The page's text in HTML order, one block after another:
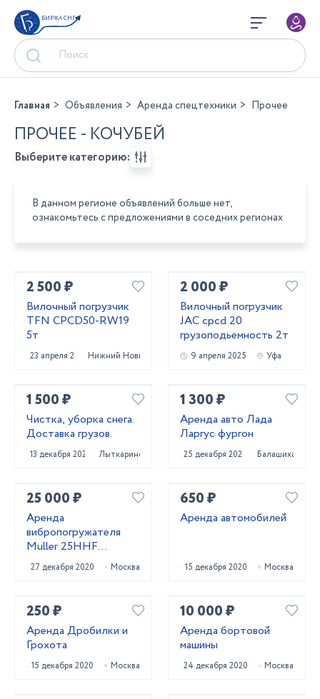
БИРЖА СНГ
Главная Объявления Аренда спецтехники Прочее
ПРОЧЕЕ - КОЧУБЕЙ
Выберите категорию:
В данном регионе объявлений больше нет,
ознакомьтесь с предложениями в соседних регионах
2 500 ₽
Вилочный погрузчик
TFN CPCD50-RW19
5т
23 апреля 2025 Нижний Новгород
2 000 ₽
Вилочный погрузчик
JAC cpcd 20
грузоподьемность 2т
9 апреля 2025 Уфа
1 500 ₽
Чистка, уборка снега.
Доставка грузов.
13 декабря 2023 Лыткарино
1 300 ₽
Аренда авто Лада
Ларгус фургон
25 декабря 2020 Балашиха
25 000 ₽
Аренда
вибропогружателя
Muller 25HHF
(Германия)
27 декабря 2020 Москва
650 ₽
Аренда автомобилей
15 декабря 2020 Москва
250 ₽
Аренда Дробилки и
Грохота
15 декабря 2020 Москва
10 000 ₽
Аренда бортовой
машины
24 декабря 2020 Москва